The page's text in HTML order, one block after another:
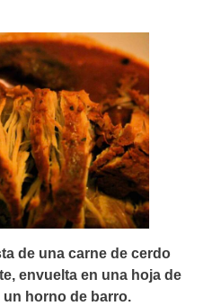
de una carne de cerdo
envuelta en una hoja de
horno de barro.